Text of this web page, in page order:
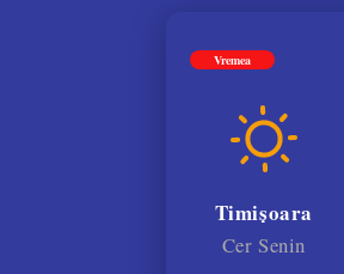
Vremea
Timișoara
Cer Senin